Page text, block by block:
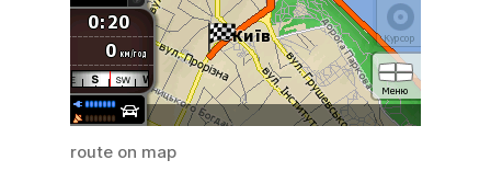
route on map